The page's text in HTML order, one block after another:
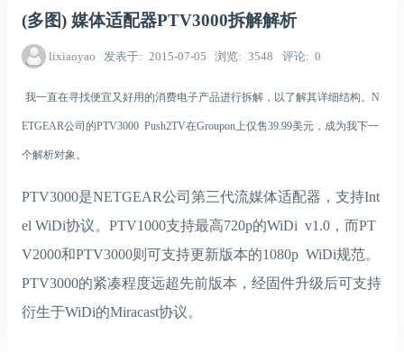
(多图) 媒体适配器PTV3000拆解解析
lixiaoyao 发表于 2015-07-05 浏览 3548 评论 0
我一直在寻找便宜又好用的消费电子产品进行拆解，以了解其详细结构。N
ETGEAR公司的PTV3000 Push2TV在Groupon上仅售39.99美元，成为我下一
个解析对象。
PTV3000是NETGEAR公司第三代流媒体适配器，支持Int
el WiDi协议。PTV1000支持最高720p的WiDi v1.0，而PT
V2000和PTV3000则可支持更新版本的1080p WiDi规范。
PTV3000的紧凑程度远超先前版本，经固件升级后可支持
衍生于WiDi的Miracast协议。